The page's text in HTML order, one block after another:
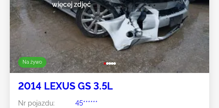
Na żywo
więcej zdjęć
2014 LEXUS GS 3.5L
Nr pojazdu:
45******